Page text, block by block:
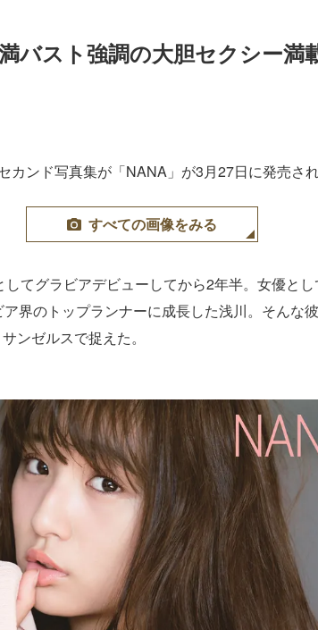
バスト強調の大胆セクシー満
カンド写真集が「NANA」が3月27日に発売され
すべての画像をみる
してグラビアデビューしてから2年半。女優と
界のトップランナーに成長した浅川。そんな
ンゼルスで捉えた。